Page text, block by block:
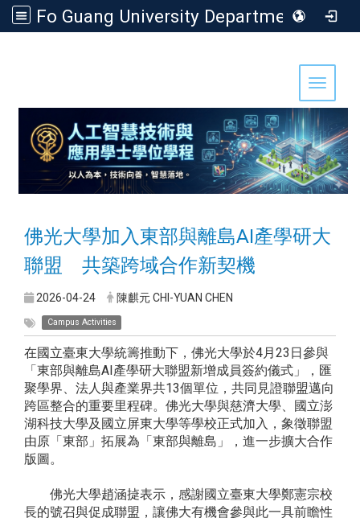
Fo Guang University Department of Artificial Intelligence Technology and Application
Toggle
佛光大學加入東部與離島AI產學研大
聯盟 共築跨域合作新契機
2026-04-24 陳麒元 CHI-YUAN CHEN
Campus Activities
在國立臺東大學統籌推動下，佛光大學於4月23日參與
「東部與離島AI產學研大聯盟新增成員簽約儀式」，匯
聚學界、法人與產業界共13個單位，共同見證聯盟邁向
跨區整合的重要里程碑。佛光大學與慈濟大學、國立澎
湖科技大學及國立屏東大學等學校正式加入，象徵聯盟
由原「東部」拓展為「東部與離島」，進一步擴大合作
版圖。
佛光大學趙涵㨗表示，感謝國立臺東大學鄭憲宗校
長的號召與促成聯盟，讓佛大有機會參與此一具前瞻性